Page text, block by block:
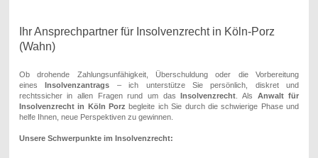
Ihr Ansprechpartner für Insolvenzrecht in Köln-Porz
(Wahn)
Ob drohende Zahlungsunfähigkeit, Überschuldung oder die Vorbereitung
eines
Insolvenzantrags – ich unterstütze Sie persönlich, diskret und
rechtssicher in allen Fragen rund um das
Insolvenzrecht . Als Anwalt für
Insolvenzrecht in Köln Porz begleite ich Sie durch die schwierige Phase und
helfe Ihnen, neue Perspektiven zu gewinnen.
Unsere Schwerpunkte im Insolvenzrecht: